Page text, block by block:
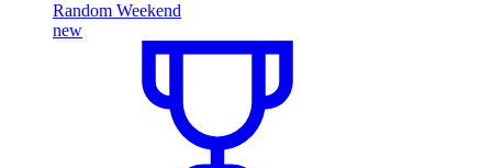
Random Weekend
new